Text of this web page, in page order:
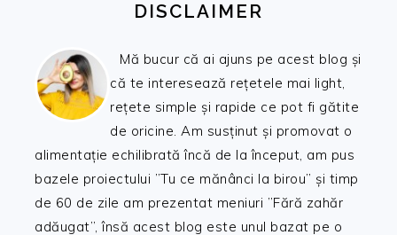
DISCLAIMER
Mă bucur că ai ajuns pe acest blog și
că te interesează rețetele mai light,
rețete simple și rapide ce pot fi gătite
de oricine. Am susținut și promovat o
alimentație echilibrată încă de la început, am pus
bazele proiectului ”Tu ce mănânci la birou” și timp
de 60 de zile am prezentat meniuri ”Fără zahăr
adăugat”, însă acest blog este unul bazat pe o